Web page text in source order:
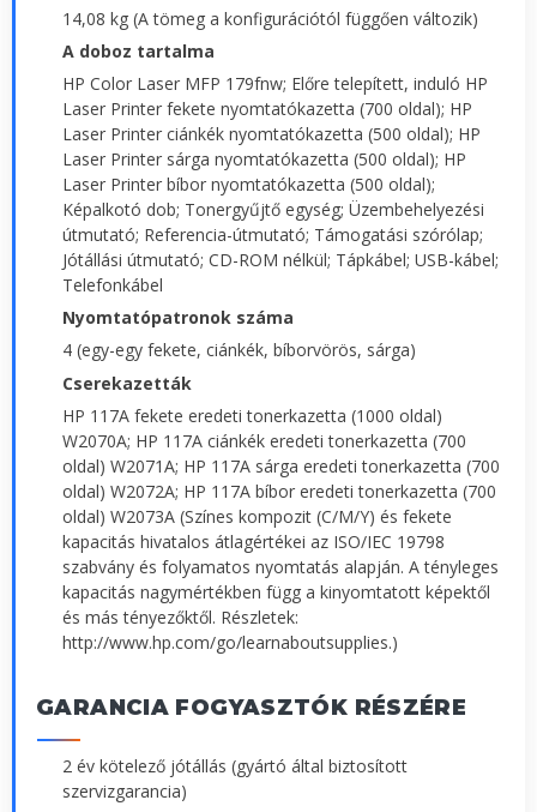
14,08 kg (A tömeg a konfigurációtól függően változik)
A doboz tartalma
HP Color Laser MFP 179fnw; Előre telepített, induló HP
Laser Printer fekete nyomtatókazetta (700 oldal); HP
Laser Printer ciánkék nyomtatókazetta (500 oldal); HP
Laser Printer sárga nyomtatókazetta (500 oldal); HP
Laser Printer bíbor nyomtatókazetta (500 oldal);
Képalkotó dob; Tonergyűjtő egység; Üzembehelyezési
útmutató; Referencia-útmutató; Támogatási szórólap;
Jótállási útmutató; CD-ROM nélkül; Tápkábel; USB-kábel;
Telefonkábel
Nyomtatópatronok száma
4 (egy-egy fekete, ciánkék, bíborvörös, sárga)
Cserekazetták
HP 117A fekete eredeti tonerkazetta (1000 oldal)
W2070A; HP 117A ciánkék eredeti tonerkazetta (700
oldal) W2071A; HP 117A sárga eredeti tonerkazetta (700
oldal) W2072A; HP 117A bíbor eredeti tonerkazetta (700
oldal) W2073A (Színes kompozit (C/M/Y) és fekete
kapacitás hivatalos átlagértékei az ISO/IEC 19798
szabvány és folyamatos nyomtatás alapján. A tényleges
kapacitás nagymértékben függ a kinyomtatott képektől
és más tényezőktől. Részletek:
http://www.hp.com/go/learnaboutsupplies.)
GARANCIA FOGYASZTÓK RÉSZÉRE
2 év kötelező jótállás (gyártó által biztosított
szervizgarancia)